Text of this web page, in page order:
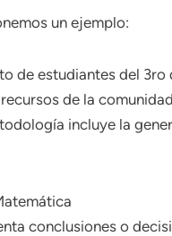
un ejemplo:
de estudiantes del
de la
incluye la
conclusiones o